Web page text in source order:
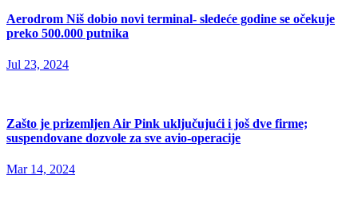
Aerodrom Niš dobio novi terminal- sledeće godine se očekuje
preko 500.000 putnika
Jul 23, 2024
Zašto je prizemljen Air Pink uključujući i još dve firme;
suspendovane dozvole za sve avio-operacije
Mar 14, 2024